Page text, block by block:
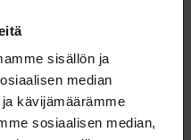
sisällön ja
median
kävijämäärämme
sosiaalisen median,
tarjoaa ympärivuotisesti
monipuolisesti ihmisen ja